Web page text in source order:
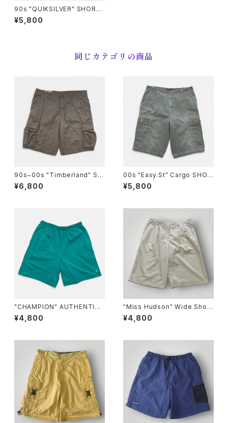
90s "QUIKSILVER" SHORT
S クイックシルバー ツータック
ショートパンツ [32]
¥5,800
同じカテゴリの商品
90s~00s "Timberland" ST
RATHAM ISSUE Cargo Shor
ts ティンバーランド ストラサム
¥6,800
00s "Easy.St" Cargo SHOR
TS カーゴ ショートパンツ [36]
¥5,800
"CHAMPION" AUTHENTIC
ATHLETIC WEAR Sweat SH
ORTS チャンピオン オーセンテ
¥4,800
"Miss Hudson" Wide Short
s ミスハドソン ワイドショートパ
ンツ [44]
¥4,800